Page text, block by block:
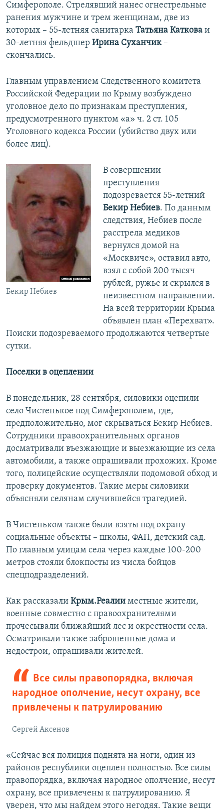
Симферополе. Стрелявший нанес огнестрельные
ранения мужчине и трем женщинам, две из
которых – 55-летняя санитарка Татьяна Каткова и
30-летняя фельдшер Ирина Суханчик–
скончались.
Главным управлением Следственного комитета
Российской Федерации по Крыму возбуждено
уголовное дело по признакам преступления,
предусмотренного пунктом «а» ч. 2 ст. 105
Уголовного кодекса России (убийство двух или
более лиц).
Бекир Небиев
В совершении
преступления
подозревается 55-летний
Бекир Небиев. По данным
следствия, Небиев после
расстрела медиков
вернулся домой на
«Москвиче», оставил авто,
взял с собой 200 тысяч
рублей, ружье и скрылся в
неизвестном направлении.
На всей территории Крыма
объявлен план «Перехват».
Поиски подозреваемого продолжаются четвертые
сутки.
Поселки в оцеплении
В понедельник, 28 сентября, силовики оцепили
село Чистенькое под Симферополем, где,
предположительно, мог скрываться Бекир Небиев.
Сотрудники правоохранительных органов
досматривали въезжающие и выезжающие из села
автомобили, а также опрашивали прохожих. Кроме
того, полицейские осуществляли подомовой обход и
проверку документов. Такие меры силовики
объясняли селянам случившейся трагедией.
В Чистеньком также были взяты под охрану
социальные объекты – школы, ФАП, детский сад.
По главным улицам села через каждые 100-200
метров стояли блокпосты из числа бойцов
спецподразделений.
Как рассказали Крым.Реалии местные жители,
военные совместно с правоохранителями
прочесывали ближайший лес и окрестности села.
Осматривали также заброшенные дома и
недострои, опрашивали жителей.
Все силы правопорядка, включая
народное ополчение, несут охрану, все
привлечены к патрулированию
Сергей Аксенов
«Сейчас вся полиция поднята на ноги, один из
районов республики оцеплен полностью. Все силы
правопорядка, включая народное ополчение, несут
охрану, все привлечены к патрулированию. Я
уверен, что мы найдем этого негодяя. Такие вещи